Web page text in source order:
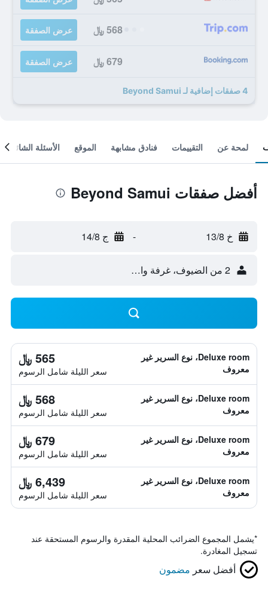
568 ﷼ عرض الصفقة
679 ﷼ عرض الصفقة
4 صفقات إضافية لـ Beyond Samui
لمحة عن التقييمات فنادق مشابهة الموقع الأسئلة الشائعة
أفضل صفقات Beyond Samui
خ 13/8 - ج 14/8
2 من الضيوف، غرفة واحدة
Deluxe room، نوع السرير غير
معروف
565 ﷼
سعر الليلة شامل الرسوم
Deluxe room، نوع السرير غير
معروف
568 ﷼
سعر الليلة شامل الرسوم
Deluxe room، نوع السرير غير
معروف
679 ﷼
سعر الليلة شامل الرسوم
Deluxe room، نوع السرير غير
معروف
6,439 ﷼
سعر الليلة شامل الرسوم
*يشمل المجموع الضرائب المحلية المقدرة والرسوم المستحقة عند
تسجيل المغادرة.
أفضل سعر مضمون